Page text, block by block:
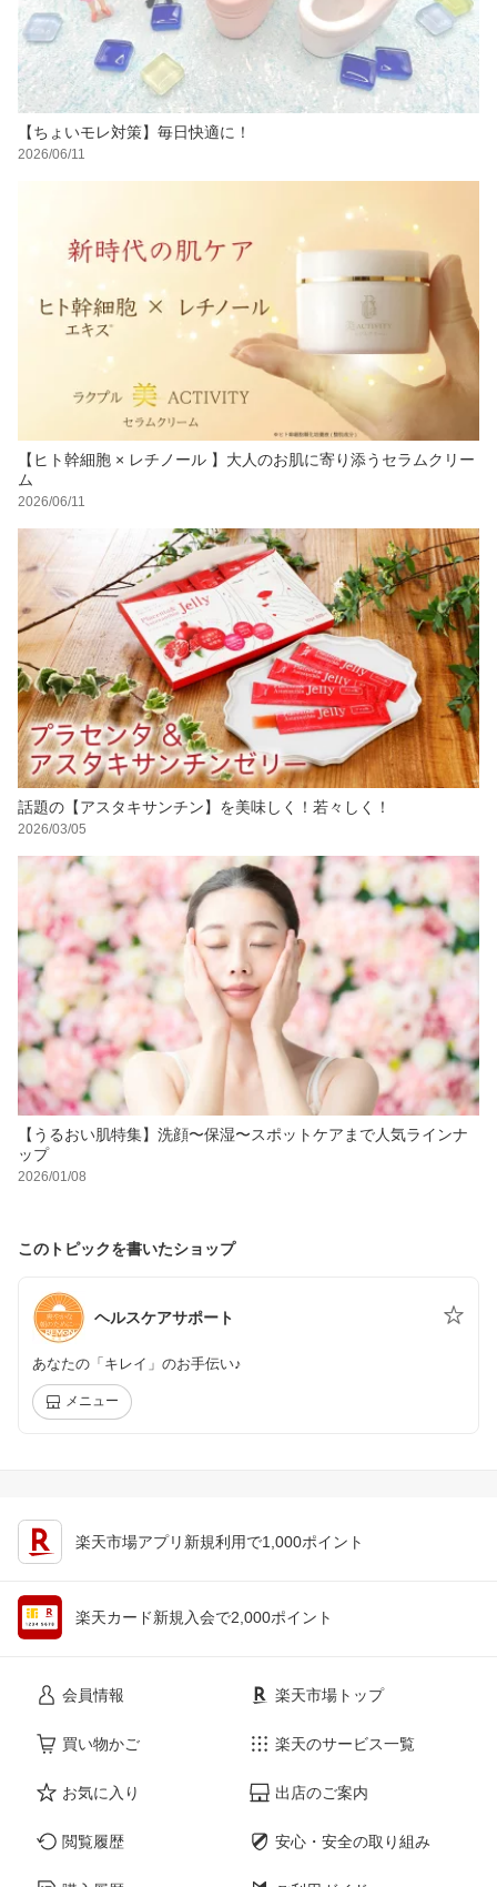
【ちょいモレ対策】毎日快適に！
2026/06/11
【ヒト幹細胞 × レチノール 】大人のお肌に寄り添うセラムクリー
ム
2026/06/11
話題の【アスタキサンチン】を美味しく！若々しく！
2026/03/05
【うるおい肌特集】洗顔〜保湿〜スポットケアまで人気ラインナ
ップ
2026/01/08
このトピックを書いたショップ
ヘルスケアサポート
あなたの「キレイ」のお手伝い♪
メニュー
楽天市場アプリ新規利用で1,000ポイント
楽天カード新規入会で2,000ポイント
会員情報
買い物かご
お気に入り
閲覧履歴
楽天市場トップ
楽天のサービス一覧
出店のご案内
安心・安全の取り組み